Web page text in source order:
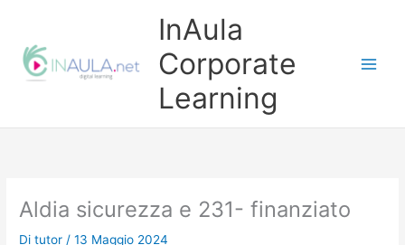
contenuto
InAula
Corporate
Learning
Aldia sicurezza e 231- finanziato
Ditutor /13 Maggio 2024